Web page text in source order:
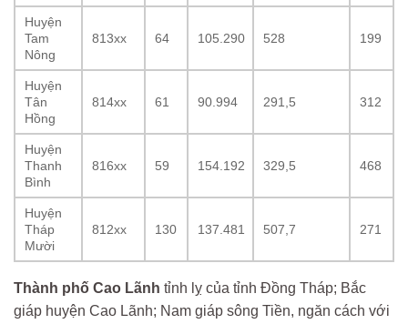
Huyện
Tam
Nông
813xx 64 105.290 528 199
Huyện
Tân
Hồng
814xx 61 90.994 291,5 312
Huyện
Thanh
Bình
816xx 59 154.192 329,5 468
Huyện
Tháp
Mười
812xx 130 137.481 507,7 271
Thành phố Cao Lãnh tỉnh lỵ của tỉnh Đồng Tháp; Bắc
giáp huyện Cao Lãnh; Nam giáp sông Tiền, ngăn cách với